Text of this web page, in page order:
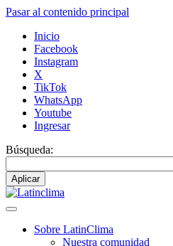
Pasar al contenido principal
Inicio
Facebook
Instagram
X
TikTok
WhatsApp
Youtube
Ingresar
Búsqueda:
Sobre LatinClima
Nuestra comunidad